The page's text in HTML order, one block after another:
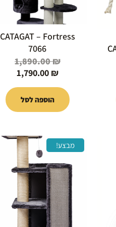
CATAGAT – Fortress
7066
1,890.00₪
1,790.00 ₪
הוספה לסל
מבצע!
המחיר
המקורי
היה:
999.00 ₪.